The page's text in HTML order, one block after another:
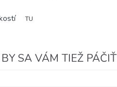
TU
SA VÁM TIEŽ PÁČIŤ